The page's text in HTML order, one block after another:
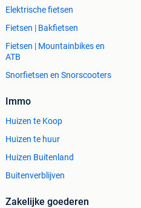
Elektrische fietsen
Fietsen | Bakfietsen
Fietsen | Mountainbikes en
ATB
Snorfietsen en Snorscooters
Immo
Huizen te Koop
Huizen te huur
Huizen Buitenland
Buitenverblijven
Zakelijke goederen